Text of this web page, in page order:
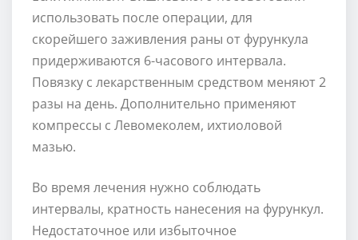
использовать после операции, для
скорейшего заживления раны от фурункула
придерживаются 6-часового интервала.
Повязку с лекарственным средством меняют 2
разы на день. Дополнительно применяют
компрессы с Левомеколем, ихтиоловой
мазью.
Во время лечения нужно соблюдать
интервалы, кратность нанесения на фурункул.
Недостаточное или избыточное